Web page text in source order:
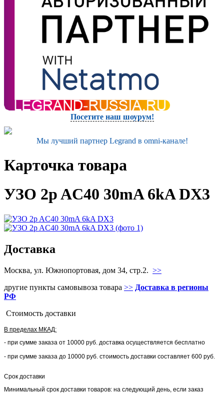
Посетите наш шоурум!
Мы лучший партнер Legrand в omni-канале!
Карточка товара
УЗО 2p AC40 30mA 6kA DX3
Доставка
Москва, ул. Южнопортовая, дом 34, стр.2. >>
другие пункты самовывоза товара >> Доставка в регионы
РФ
Стоимость доставки
В пределах МКАД:
- при сумме заказа от 10000 руб. доставка осуществляется бесплатно
- при сумме заказа до 10000 руб. стоимость доставки составляет 600 руб.
Срок доставки
Минимальный срок доставки товаров: на следующий день, если заказ